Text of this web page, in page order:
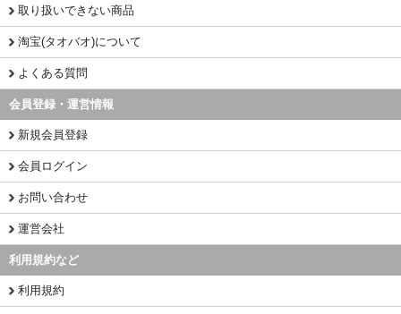
取り扱いできない商品
淘宝(タオバオ)について
よくある質問
会員登録・運営情報
新規会員登録
会員ログイン
お問い合わせ
運営会社
利用規約など
利用規約